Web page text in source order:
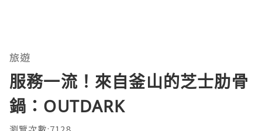
旅遊
服務一流！來自釜山的芝士肋骨
鍋：OUTDARK